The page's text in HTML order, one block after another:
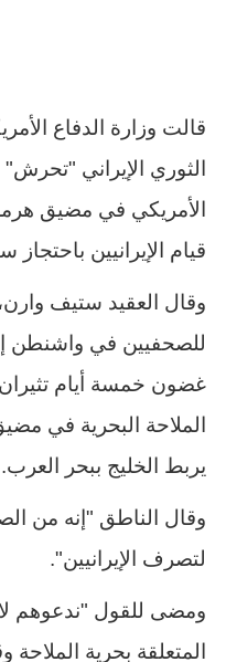
قالت وزارة الدفاع
الثوري الإيراني
الأمريكي في مضيق
قيام الإيرانيين
وقال العقيد ستيف
للصحفيين في واشنطن إن
غضون خمسة أيام
الملاحة البحرية في
يربط الخليج ببحر العرب.
وقال الناطق "إنه من
لتصرف الإيرانيين".
ومضى للقول "ندعوهم
المتعلقة بحرية